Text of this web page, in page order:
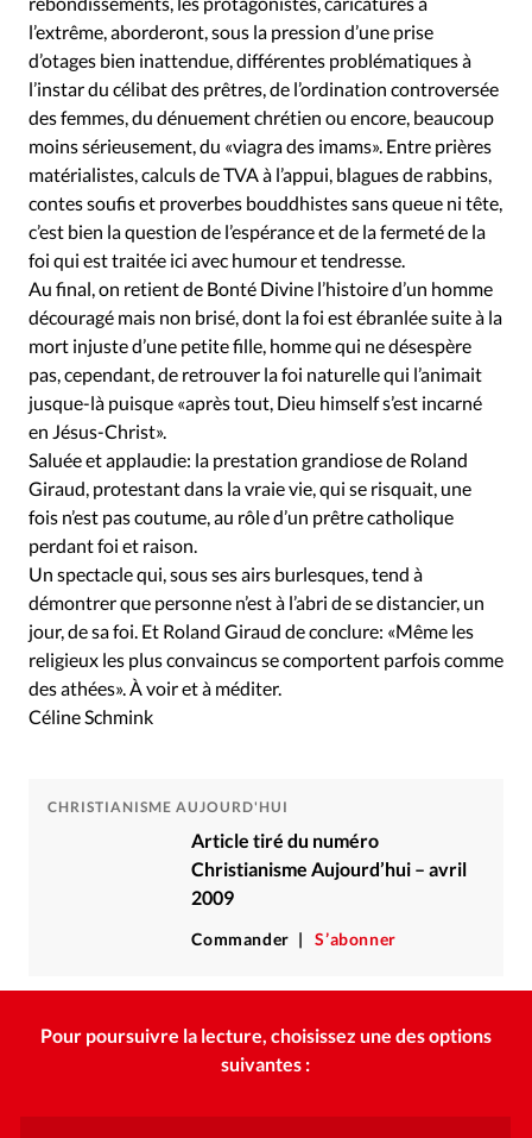
l’extrême, aborderont, sous la pression d’une prise
d’otages bien inattendue, différentes problématiques à
l’instar du célibat des prêtres, de l’ordination controversée
des femmes, du dénuement chrétien ou encore, beaucoup
moins sérieusement, du «viagra des imams». Entre prières
matérialistes, calculs de TVA à l’appui, blagues de rabbins,
contes soufis et proverbes bouddhistes sans queue ni tête,
c’est bien la question de l’espérance et de la fermeté de la
foi qui est traitée ici avec humour et tendresse.
Au final, on retient de Bonté Divine l’histoire d’un homme
découragé mais non brisé, dont la foi est ébranlée suite à la
mort injuste d’une petite fille, homme qui ne désespère
pas, cependant, de retrouver la foi naturelle qui l’animait
jusque-là puisque «après tout, Dieu himself s’est incarné
en Jésus-Christ».
Saluée et applaudie: la prestation grandiose de Roland
Giraud, protestant dans la vraie vie, qui se risquait, une
fois n’est pas coutume, au rôle d’un prêtre catholique
perdant foi et raison.
Un spectacle qui, sous ses airs burlesques, tend à
démontrer que personne n’est à l’abri de se distancier, un
jour, de sa foi. Et Roland Giraud de conclure: «Même les
religieux les plus convaincus se comportent parfois comme
des athées». À voir et à méditer.
Céline Schmink
CHRISTIANISME AUJOURD'HUI
Article tiré du numéro
Christianisme Aujourd’hui – avril
2009
Commander S’abonner
Pour poursuivre la lecture, choisissez une des options
suivantes :